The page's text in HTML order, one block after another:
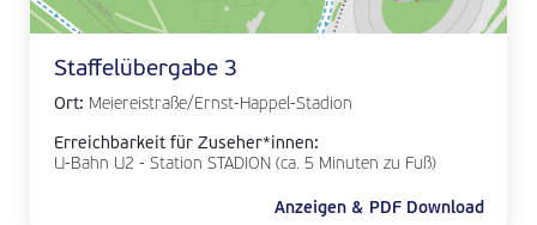
Staffelübergabe 3
Ort: Meiereistraße/Ernst-Happel-Stadion
Erreichbarkeit für Zuseher*innen:
U-Bahn U2 - Station STADION (ca. 5 Minuten zu Fuß)
Anzeigen & PDF Download